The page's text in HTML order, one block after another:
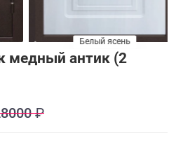
Белый ясень
медный антик (2
₽